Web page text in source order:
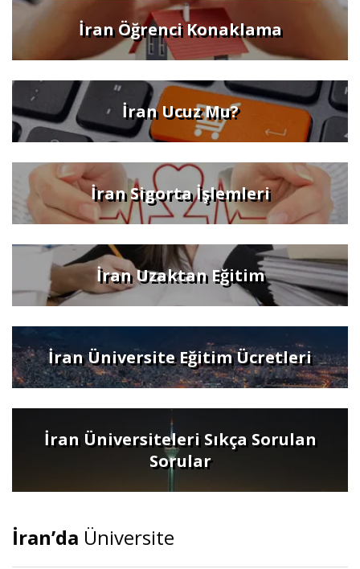
İran Öğrenci Konaklama
İran Ucuz Mu?
İran Sigorta İşlemleri
İran Uzaktan Eğitim
İran Üniversite Eğitim Ücretleri
İran Üniversiteleri Sıkça Sorulan
Sorular
İran’da Üniversite